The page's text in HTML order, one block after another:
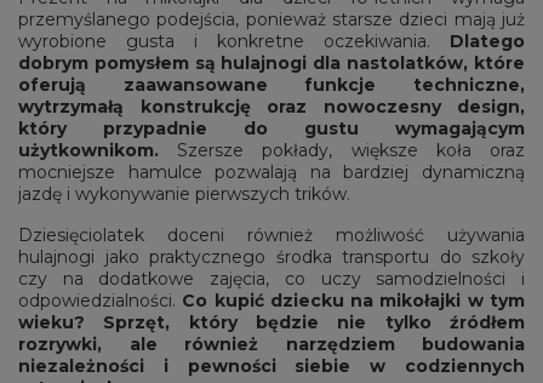
przemyślanego podejścia, ponieważ starsze dzieci mają już
wyrobione gusta i konkretne oczekiwania. Dlatego
dobrym pomysłem są hulajnogi dla nastolatków, które
oferują zaawansowane funkcje techniczne,
wytrzymałą konstrukcję oraz nowoczesny design,
który przypadnie do gustu wymagającym
użytkownikom. Szersze pokłady, większe koła oraz
mocniejsze hamulce pozwalają na bardziej dynamiczną
jazdę i wykonywanie pierwszych trików.
Dziesięciolatek doceni również możliwość używania
hulajnogi jako praktycznego środka transportu do szkoły
czy na dodatkowe zajęcia, co uczy samodzielności i
odpowiedzialności. Co kupić dziecku na mikołajki w tym
wieku? Sprzęt, który będzie nie tylko źródłem
rozrywki, ale również narzędziem budowania
niezależności i pewności siebie w codziennych